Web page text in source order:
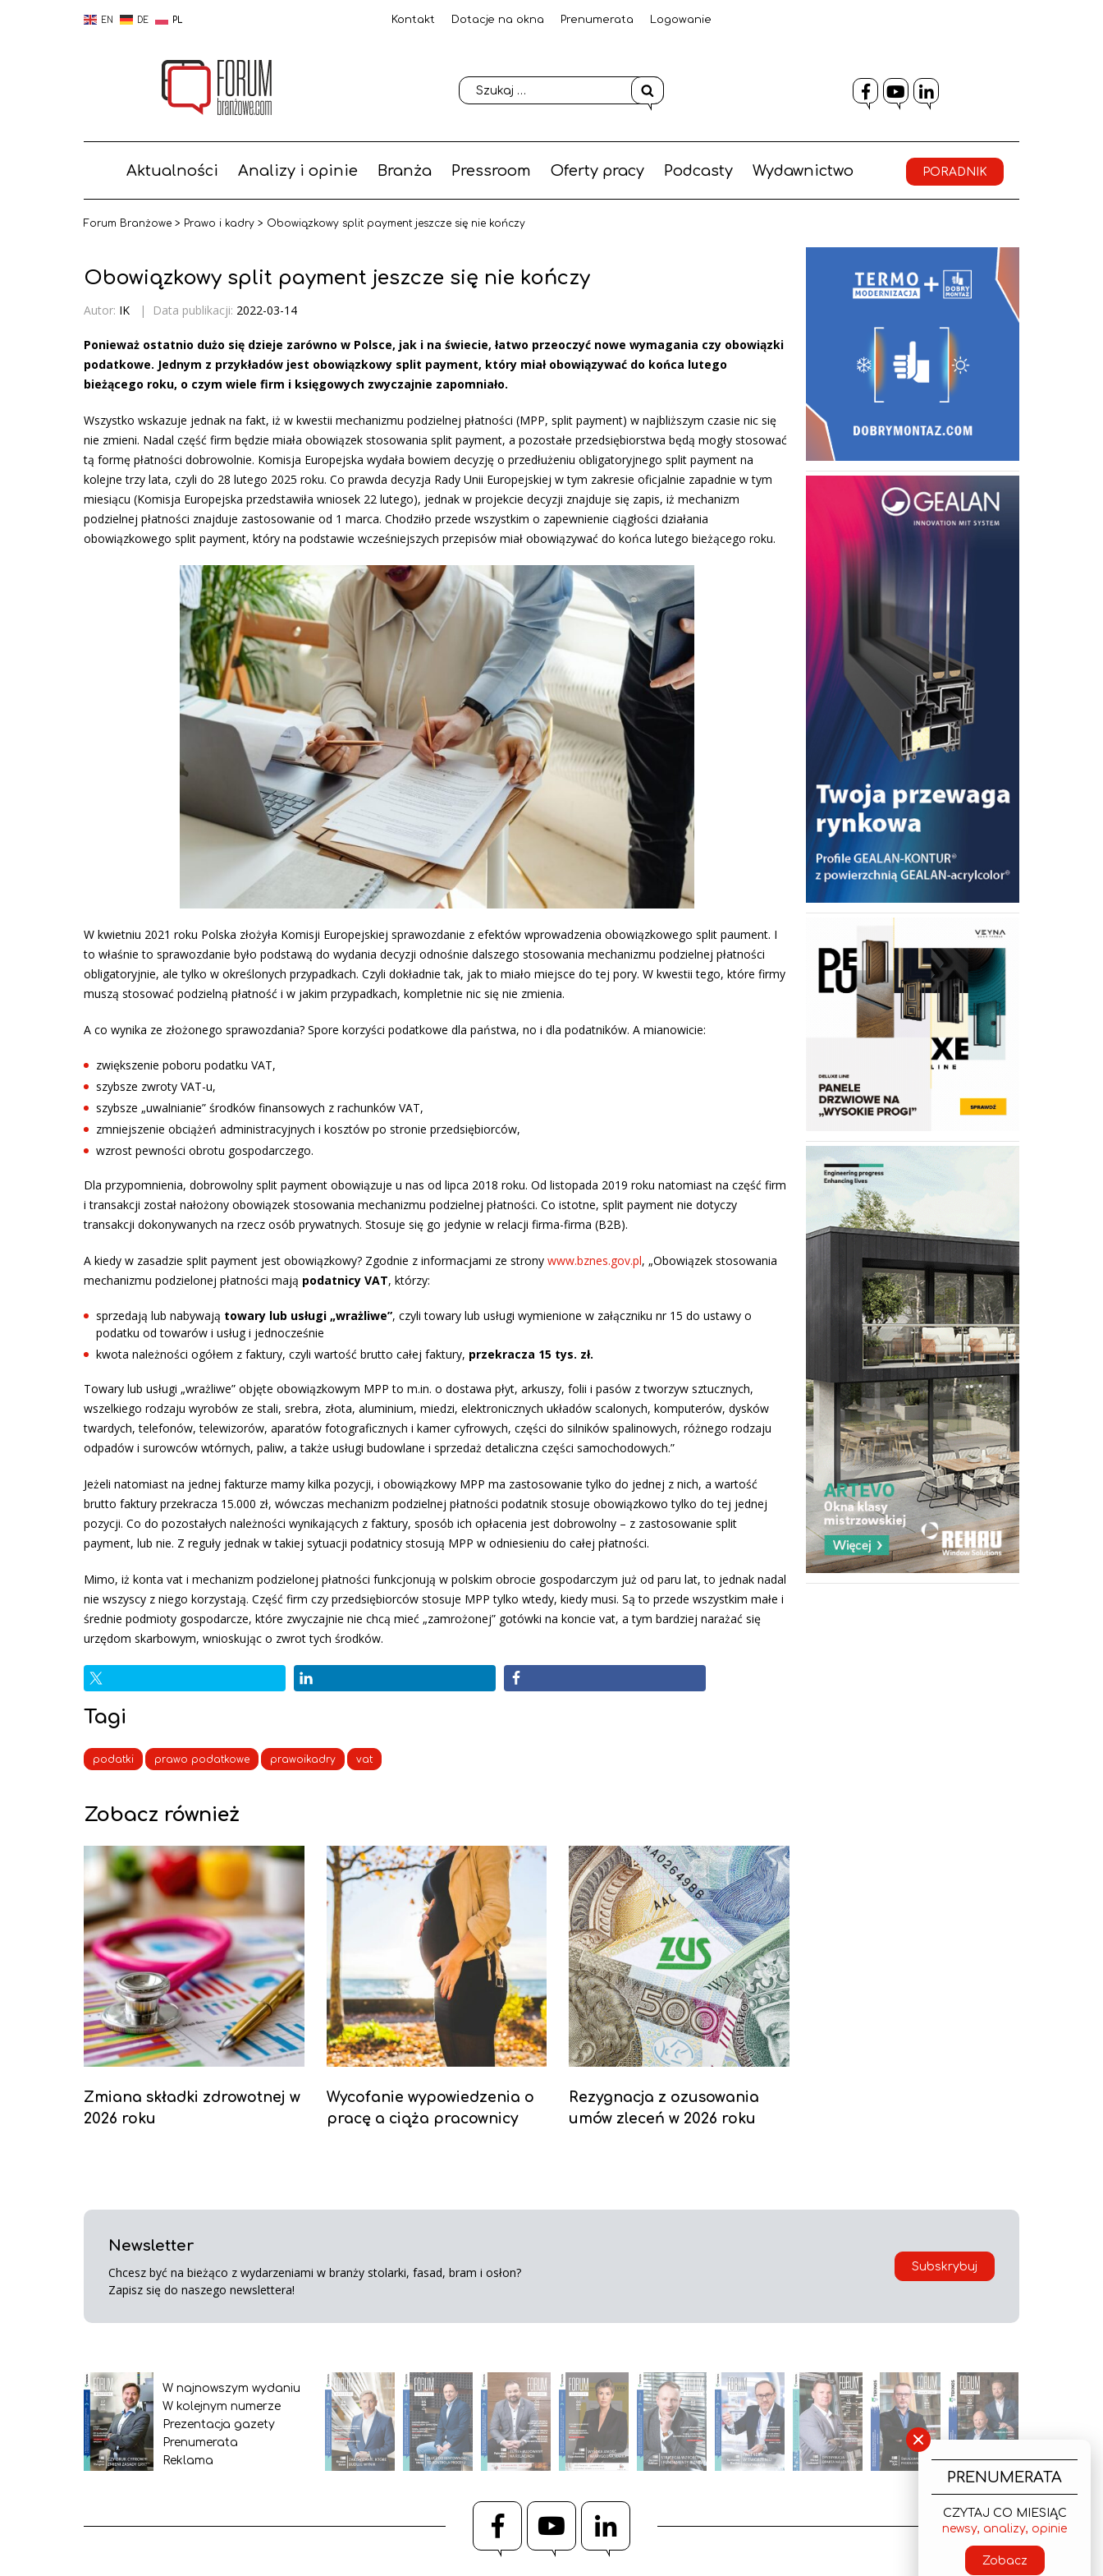
EN DE PL Kontakt Dotacje na okna Prenumerata Logowanie
Facebook
YouTube
LinkedIn
Aktualności Analizy i opinie Branża Pressroom Oferty pracy Podcasty Wydawnictwo PORADNIK
Forum Branżowe > Prawo i kadry > Obowiązkowy split payment jeszcze się nie kończy
Obowiązkowy split payment jeszcze się nie kończy
Autor: IK | Data publikacji: 2022-03-14
Ponieważ ostatnio dużo się dzieje zarówno w Polsce, jak i na świecie, łatwo przeoczyć nowe wymagania czy obowiązki
podatkowe. Jednym z przykładów jest obowiązkowy split payment, który miał obowiązywać do końca lutego
bieżącego roku, o czym wiele firm i księgowych zwyczajnie zapomniało.
Wszystko wskazuje jednak na fakt, iż w kwestii mechanizmu podzielnej płatności (MPP, split payment) w najbliższym czasie nic się
nie zmieni. Nadal część firm będzie miała obowiązek stosowania split payment, a pozostałe przedsiębiorstwa będą mogły stosować
tą formę płatności dobrowolnie. Komisja Europejska wydała bowiem decyzję o przedłużeniu obligatoryjnego split payment na
kolejne trzy lata, czyli do 28 lutego 2025 roku. Co prawda decyzja Rady Unii Europejskiej w tym zakresie oficjalnie zapadnie w tym
miesiącu (Komisja Europejska przedstawiła wniosek 22 lutego), jednak w projekcie decyzji znajduje się zapis, iż mechanizm
podzielnej płatności znajduje zastosowanie od 1 marca. Chodziło przede wszystkim o zapewnienie ciągłości działania
obowiązkowego split payment, który na podstawie wcześniejszych przepisów miał obowiązywać do końca lutego bieżącego roku.
W kwietniu 2021 roku Polska złożyła Komisji Europejskiej sprawozdanie z efektów wprowadzenia obowiązkowego split paument. I
to właśnie to sprawozdanie było podstawą do wydania decyzji odnośnie dalszego stosowania mechanizmu podzielnej płatności
obligatoryjnie, ale tylko w określonych przypadkach. Czyli dokładnie tak, jak to miało miejsce do tej pory. W kwestii tego, które firmy
muszą stosować podzielną płatność i w jakim przypadkach, kompletnie nic się nie zmienia.
A co wynika ze złożonego sprawozdania? Spore korzyści podatkowe dla państwa, no i dla podatników. A mianowicie:
zwiększenie poboru podatku VAT,
szybsze zwroty VAT-u,
szybsze „uwalnianie” środków finansowych z rachunków VAT,
zmniejszenie obciążeń administracyjnych i kosztów po stronie przedsiębiorców,
wzrost pewności obrotu gospodarczego.
Dla przypomnienia, dobrowolny split payment obowiązuje u nas od lipca 2018 roku. Od listopada 2019 roku natomiast na część firm
i transakcji został nałożony obowiązek stosowania mechanizmu podzielnej płatności. Co istotne, split payment nie dotyczy
transakcji dokonywanych na rzecz osób prywatnych. Stosuje się go jedynie w relacji firma-firma (B2B).
A kiedy w zasadzie split payment jest obowiązkowy? Zgodnie z informacjami ze strony www.bznes.gov.pl, „Obowiązek stosowania
mechanizmu podzielonej płatności mają podatnicy VAT, którzy:
sprzedają lub nabywają towary lub usługi „wrażliwe”, czyli towary lub usługi wymienione w załączniku nr 15 do ustawy o
podatku od towarów i usług i jednocześnie
kwota należności ogółem z faktury, czyli wartość brutto całej faktury, przekracza 15 tys. zł.
Towary lub usługi „wrażliwe” objęte obowiązkowym MPP to m.in. o dostawa płyt, arkuszy, folii i pasów z tworzyw sztucznych,
wszelkiego rodzaju wyrobów ze stali, srebra, złota, aluminium, miedzi, elektronicznych układów scalonych, komputerów, dysków
twardych, telefonów, telewizorów, aparatów fotograficznych i kamer cyfrowych, części do silników spalinowych, różnego rodzaju
odpadów i surowców wtórnych, paliw, a także usługi budowlane i sprzedaż detaliczna części samochodowych.”
Jeżeli natomiast na jednej fakturze mamy kilka pozycji, i obowiązkowy MPP ma zastosowanie tylko do jednej z nich, a wartość
brutto faktury przekracza 15.000 zł, wówczas mechanizm podzielnej płatności podatnik stosuje obowiązkowo tylko do tej jednej
pozycji. Co do pozostałych należności wynikających z faktury, sposób ich opłacenia jest dobrowolny – z zastosowanie split
payment, lub nie. Z reguły jednak w takiej sytuacji podatnicy stosują MPP w odniesieniu do całej płatności.
Mimo, iż konta vat i mechanizm podzielonej płatności funkcjonują w polskim obrocie gospodarczym już od paru lat, to jednak nadal
nie wszyscy z niego korzystają. Część firm czy przedsiębiorców stosuje MPP tylko wtedy, kiedy musi. Są to przede wszystkim małe i
średnie podmioty gospodarcze, które zwyczajnie nie chcą mieć „zamrożonej” gotówki na koncie vat, a tym bardziej narażać się
urzędom skarbowym, wnioskując o zwrot tych środków.
Tagi
podatki prawo podatkowe prawoikadry vat
Zobacz również
Zmiana składki zdrowotnej w
2026 roku
Wycofanie wypowiedzenia o
pracę a ciąża pracownicy
Rezygnacja z ozusowania
umów zleceń w 2026 roku
Newsletter
Chcesz być na bieżąco z wydarzeniami w branży stolarki, fasad, bram i osłon?
Zapisz się do naszego newslettera!
Subskrybuj
W najnowszym wydaniu
W kolejnym numerze
Prezentacja gazety
Prenumerata
Reklama
FacebookYouTube
LinkedIn
×
PRENUMERATA
CZYTAJ CO MIESIĄC
newsy, analizy, opinie
Zobacz